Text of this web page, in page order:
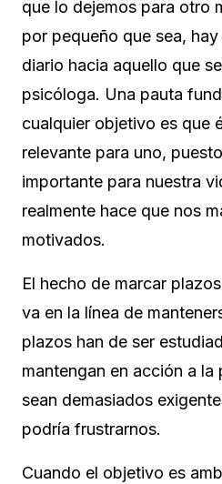
que lo dejemos para otro
por pequeño que sea,
diario hacia aquello que
psicóloga. Una pauta
cualquier objetivo es que
relevante para uno,
importante para nuestra
realmente hace que nos
motivados.
El hecho de marcar
va en la línea de
plazos han de ser
mantengan en acción a la
sean demasiados
podría frustrarnos.
Cuando el objetivo es